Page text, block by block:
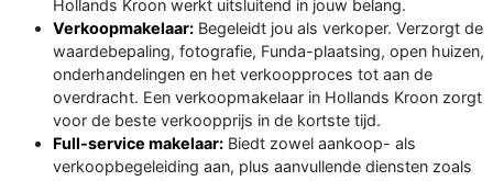
Hollands Kroon werkt uitsluitend in jouw belang.
Verkoopmakelaar: Begeleidt jou als verkoper. Verzorgt de
waardebepaling, fotografie, Funda-plaatsing, open huizen,
onderhandelingen en het verkoopproces tot aan de
overdracht. Een verkoopmakelaar in Hollands Kroon zorgt
voor de beste verkoopprijs in de kortste tijd.
Full-service makelaar: Biedt zowel aankoop- als
verkoopbegeleiding aan, plus aanvullende diensten zoals